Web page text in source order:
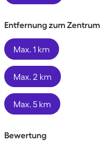
Entfernung zum Zentrum
Max. 1 km
Max. 2 km
Max. 5 km
Bewertung